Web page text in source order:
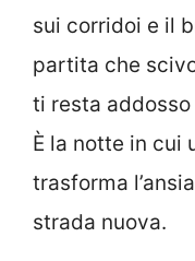
sui corridoi e il
partita che
ti resta
È la notte in cui
trasforma
strada nuova.